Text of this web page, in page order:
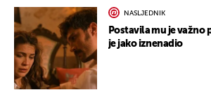
NASLJEDNIK
Postavila mu je važno
je jako iznenadio